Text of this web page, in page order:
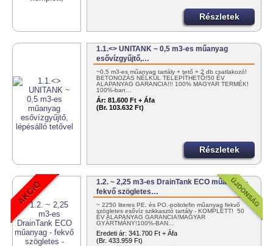
Részletek
1.1.<> UNITANK ~ 0,5 m3-es műanyag
esővízgyűjtő,…
~0,5 m3-es műanyag tartály + tető + 2 db csatlakozó!
BETONOZÁS NÉLKÜL TELEPÍTHETŐ!50 ÉV
ALAPANYAG GARANCIA!!! 100% MAGYAR TERMÉK!
100%-ban…
Ár: 81.600 Ft + Áfa
(Br. 103.632 Ft)
Részletek
1.2. ~ 2,25 m3-es DrainTank ECO műanyag -
fekvő szögletes…
~ 2250 literes PE. és PO.-poliolefin műanyag fekvő
szögletes esővíz szikkasztó tartály - KOMPLETT! 50
ÉV ALAPANYAG GARANCIA!MAGYAR
GYÁRTMÁNY!100%-BAN…
Eredeti ár: 341.700 Ft + Áfa
(Br. 433.959 Ft)